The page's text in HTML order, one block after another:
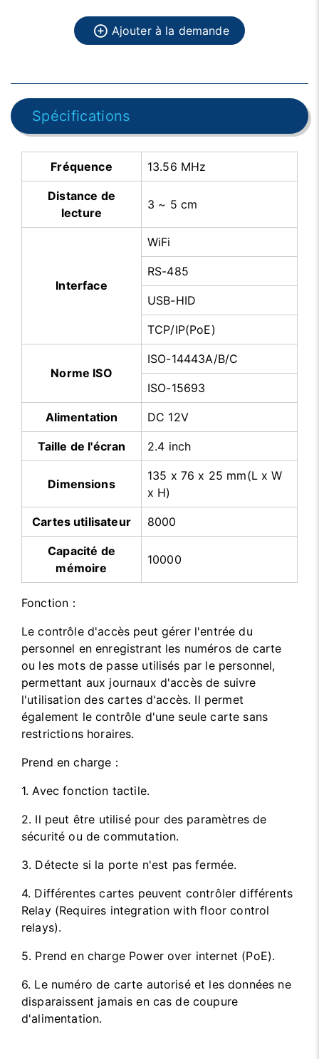
Ajouter à la demande
Spécifications
Fréquence 13.56 MHz
Distance de
lecture
3 ~ 5 cm
Interface
WiFi
RS-485
USB-HID
TCP/IP(PoE)
Norme ISO
ISO-14443A/B/C
ISO-15693
Alimentation DC 12V
Taille de l'écran 2.4 inch
Dimensions
135 x 76 x 25 mm(L x W
x H)
Cartes utilisateur 8000
Capacité de
mémoire
10000
Fonction：
Le contrôle d'accès peut gérer l'entrée du
personnel en enregistrant les numéros de carte
ou les mots de passe utilisés par le personnel,
permettant aux journaux d'accès de suivre
l'utilisation des cartes d'accès. Il permet
également le contrôle d'une seule carte sans
restrictions horaires.
Prend en charge：
1. Avec fonction tactile.
2. Il peut être utilisé pour des paramètres de
sécurité ou de commutation.
3. Détecte si la porte n'est pas fermée.
4. Différentes cartes peuvent contrôler différents
Relay (Requires integration with floor control
relays).
5. Prend en charge Power over internet (PoE).
6. Le numéro de carte autorisé et les données ne
disparaissent jamais en cas de coupure
d'alimentation.